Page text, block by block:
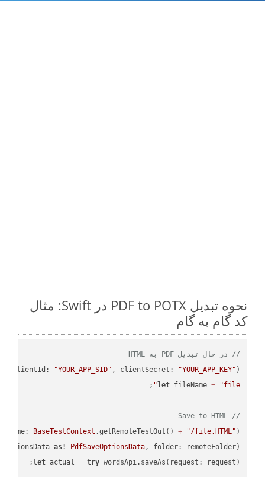
نحوه تبدیل PDF to POTX در Swift: مثال
کد گام به گام
// در حال تبدیل PDF به HTML
(clientId: "YOUR_APP_SID" , clientSecret: "YOUR_APP_KEY" );
let fileName = "file"
// Save to HTML
BaseTestContext .getRemoteTestOut() + "/file.HTML" );
as! PdfSaveOptionsData, folder: remoteFolder);
let actual = try